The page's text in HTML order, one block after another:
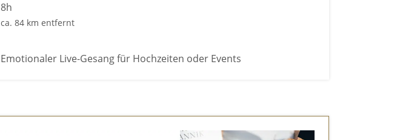
8h
ca. 84 km entfernt
Emotionaler Live-Gesang für Hochzeiten oder Events